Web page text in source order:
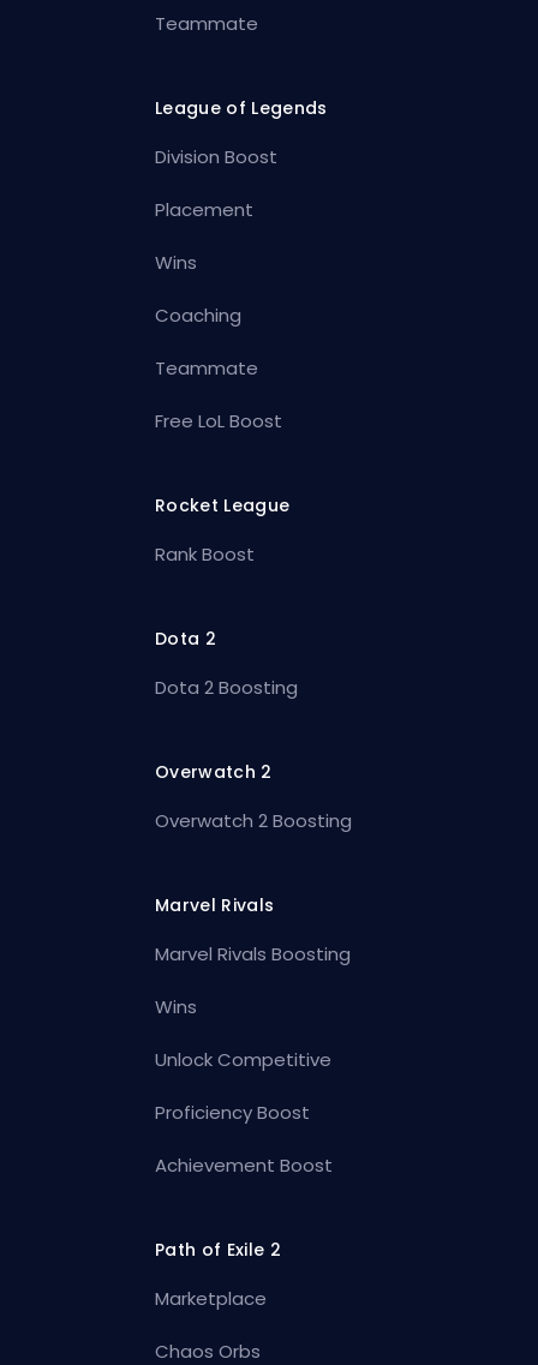
Teammate
League of Legends
Division Boost
Placement
Wins
Coaching
Teammate
Free LoL Boost
Rocket League
Rank Boost
Dota 2
Dota 2 Boosting
Overwatch 2
Overwatch 2 Boosting
Marvel Rivals
Marvel Rivals Boosting
Wins
Unlock Competitive
Proficiency Boost
Achievement Boost
Path of Exile 2
Marketplace
Chaos Orbs